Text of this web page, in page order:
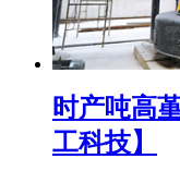
时产吨高
工科技】